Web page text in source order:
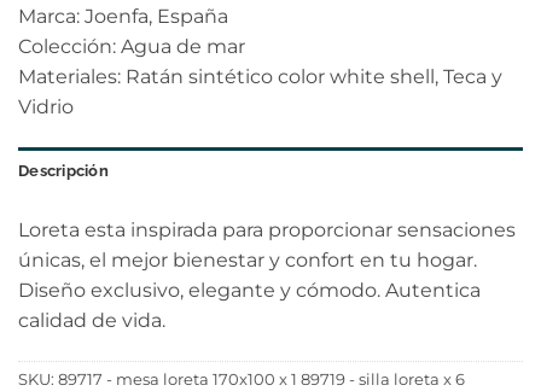
Marca: Joenfa, España
Colección: Agua de mar
Materiales: Ratán sintético color white shell, Teca y
Vidrio
Descripción
Loreta esta inspirada para proporcionar sensaciones
únicas, el mejor bienestar y confort en tu hogar.
Diseño exclusivo, elegante y cómodo. Autentica
calidad de vida.
SKU: 89717 - mesa loreta 170x100 x 1 89719 - silla loreta x 6